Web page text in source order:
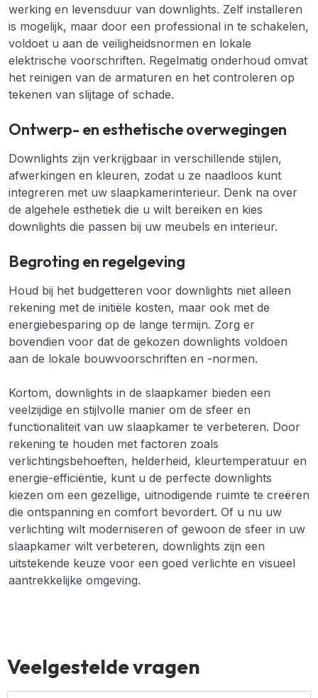
werking en levensduur van downlights. Zelf installeren
is mogelijk, maar door een professional in te schakelen,
voldoet u aan de veiligheidsnormen en lokale
elektrische voorschriften. Regelmatig onderhoud omvat
het reinigen van de armaturen en het controleren op
tekenen van slijtage of schade.
Ontwerp- en esthetische overwegingen
Downlights zijn verkrijgbaar in verschillende stijlen,
afwerkingen en kleuren, zodat u ze naadloos kunt
integreren met uw slaapkamerinterieur. Denk na over
de algehele esthetiek die u wilt bereiken en kies
downlights die passen bij uw meubels en interieur.
Begroting en regelgeving
Houd bij het budgetteren voor downlights niet alleen
rekening met de initiële kosten, maar ook met de
energiebesparing op de lange termijn. Zorg er
bovendien voor dat de gekozen downlights voldoen
aan de lokale bouwvoorschriften en -normen.
Kortom, downlights in de slaapkamer bieden een
veelzijdige en stijlvolle manier om de sfeer en
functionaliteit van uw slaapkamer te verbeteren. Door
rekening te houden met factoren zoals
verlichtingsbehoeften, helderheid, kleurtemperatuur en
energie-efficiëntie, kunt u de perfecte downlights
kiezen om een gezellige, uitnodigende ruimte te creëren
die ontspanning en comfort bevordert. Of u nu uw
verlichting wilt moderniseren of gewoon de sfeer in uw
slaapkamer wilt verbeteren, downlights zijn een
uitstekende keuze voor een goed verlichte en visueel
aantrekkelijke omgeving.
Veelgestelde vragen